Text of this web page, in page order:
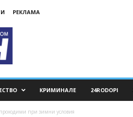
РЕКЛАМА
КРИМИНАЛЕ 24RODOPI
при зимни условия